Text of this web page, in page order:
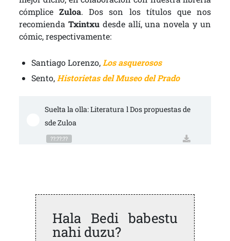
cómplice Zuloa. Dos son los títulos que nos
recomienda Txintxudesde allí, una novela y un
cómic, respectivamente:
Santiago Lorenzo,Los asquerosos
Sento,Historietas del Museo del Prado
Suelta la olla: Literatura l Dos propuestas de
sde Zuloa
??:??:??
Hala Bedi babestu
nahi duzu?